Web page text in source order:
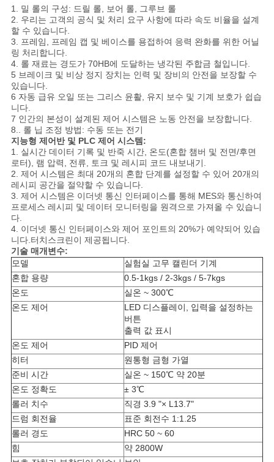
문
을
요
구
하
세
요
VR
SHOW
사
이
트
맵
PRIVACY
POLICY
1. 밀 롤의 구성: 드릴 롤, 보어 롤, 그루브 롤
2. 우리는 고객의 공식 및 처리 요구 사항에 따라 속도 비율을 설계
할 수 있습니다.
3. 프레임, 프레임 캡 및 베이스를 용접하여 응력 완화를 위한 어닐
링 처리합니다.
4. 롤 재료는 경도가 70HB에 도달하는 냉각된 주합금 철입니다.
5 브레이크 및 비상 정지 장치는 인력 및 장비의 안전을 보장할 수
있습니다.
6 자동 급유 오일 또는 그리스 윤활, 유지 보수 및 기계 보호가 쉽습
니다.
7 인간의 본성이 설계된 제어 시스템은 노동 안전을 보장합니다.
8.. 롤 닙 조정 방법: 수동 또는 전기
지능형 제어반 및 PLC 제어 시스템:
1. 실시간 데이터 기록 및 반죽 시간, 온도(혼합 챔버 및 전면/후면
로터), 램 압력, 전류, 토크 및 레시피 코드 내보내기.
2. 제어 시스템은 최대 20개의 혼합 단계를 설정할 수 있어 20개의
레시피 공간을 절약할 수 있습니다.
3. 제어 시스템은 이더넷 통신 인터페이스를 통해 MES와 통신하여
프로세스 레시피 및 데이터 모니터링을 원격으로 가져올 수 있습니
다.
4. 이더넷 통신 인터페이스와 제어 포인트의 20%가 예약되어 있습
니다.터치스크린이 제공됩니다.
기술 매개변수:
모델
실험실 고무 캘린더 기계
혼합 용량
0.5-1kgs / 2-3kgs / 5-7kgs
온도
실온 ~ 300℃
온도 제어
LED 디스플레이, 입력을 설정하는
버튼
출력 값 표시
온도 제어
PID 제어
히터
원통형 금형 가열
준비 시간
실온 ~ 150℃ 약 20분
온도 정확도
± 3℃
롤러 치수
직경 3.9 "× L13.7"
드럼 회전율
표준 회전수 1:1.25
롤러 경도
HRC 50 ~ 60
힘
약 2800W